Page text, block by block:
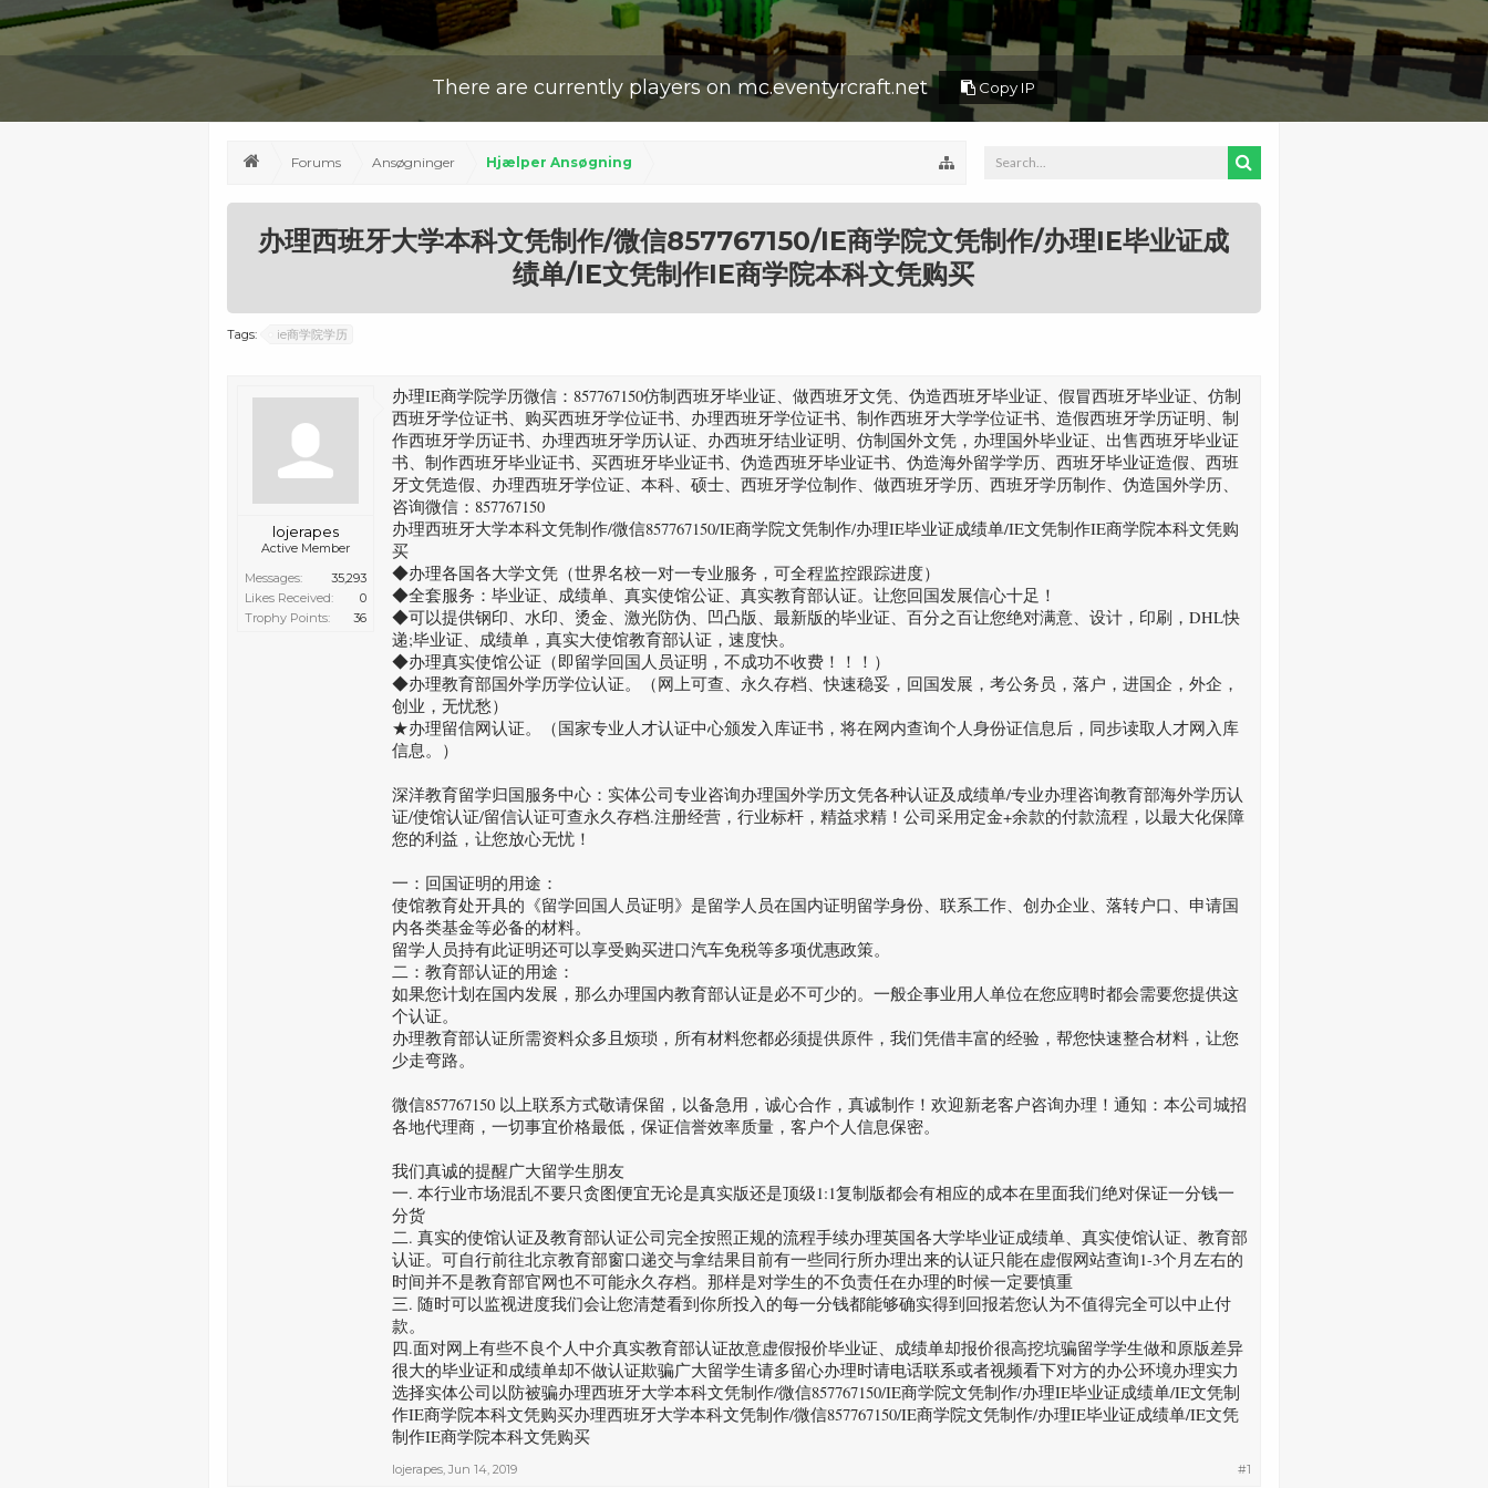
There are currently players on mc.eventyrcraft.net Copy IP
Forums Ansøgninger Hjælper Ansøgning
办理西班牙大学本科文凭制作/微信857767150/IE商学院文凭制作/办理IE毕业证成
绩单/IE文凭制作IE商学院本科文凭购买
Tags: ie商学院学历
lojerapes
Active Member
Messages:
35,293
Likes Received:
0
Trophy Points:
36
办理IE商学院学历微信：857767150仿制西班牙毕业证、做西班牙文凭、伪造西班牙毕业证、假冒西班牙毕业证、仿制
西班牙学位证书、购买西班牙学位证书、办理西班牙学位证书、制作西班牙大学学位证书、造假西班牙学历证明、制
作西班牙学历证书、办理西班牙学历认证、办西班牙结业证明、仿制国外文凭，办理国外毕业证、出售西班牙毕业证
书、制作西班牙毕业证书、买西班牙毕业证书、伪造西班牙毕业证书、伪造海外留学学历、西班牙毕业证造假、西班
牙文凭造假、办理西班牙学位证、本科、硕士、西班牙学位制作、做西班牙学历、西班牙学历制作、伪造国外学历、
咨询微信：857767150
办理西班牙大学本科文凭制作/微信857767150/IE商学院文凭制作/办理IE毕业证成绩单/IE文凭制作IE商学院本科文凭购
买
◆办理各国各大学文凭（世界名校一对一专业服务，可全程监控跟踪进度）
◆全套服务：毕业证、成绩单、真实使馆公证、真实教育部认证。让您回国发展信心十足！
◆可以提供钢印、水印、烫金、激光防伪、凹凸版、最新版的毕业证、百分之百让您绝对满意、设计，印刷，DHL快
递;毕业证、成绩单，真实大使馆教育部认证，速度快。
◆办理真实使馆公证（即留学回国人员证明，不成功不收费！！！）
◆办理教育部国外学历学位认证。（网上可查、永久存档、快速稳妥，回国发展，考公务员，落户，进国企，外企，
创业，无忧愁）
★办理留信网认证。（国家专业人才认证中心颁发入库证书，将在网内查询个人身份证信息后，同步读取人才网入库
信息。）
深洋教育留学归国服务中心：实体公司专业咨询办理国外学历文凭各种认证及成绩单/专业办理咨询教育部海外学历认
证/使馆认证/留信认证可查永久存档.注册经营，行业标杆，精益求精！公司采用定金+余款的付款流程，以最大化保障
您的利益，让您放心无忧！
一：回国证明的用途：
使馆教育处开具的《留学回国人员证明》是留学人员在国内证明留学身份、联系工作、创办企业、落转户口、申请国
内各类基金等必备的材料。
留学人员持有此证明还可以享受购买进口汽车免税等多项优惠政策。
二：教育部认证的用途：
如果您计划在国内发展，那么办理国内教育部认证是必不可少的。一般企事业用人单位在您应聘时都会需要您提供这
个认证。
办理教育部认证所需资料众多且烦琐，所有材料您都必须提供原件，我们凭借丰富的经验，帮您快速整合材料，让您
少走弯路。
微信857767150 以上联系方式敬请保留，以备急用，诚心合作，真诚制作！欢迎新老客户咨询办理！通知：本公司城招
各地代理商，一切事宜价格最低，保证信誉效率质量，客户个人信息保密。
我们真诚的提醒广大留学生朋友
一. 本行业市场混乱不要只贪图便宜无论是真实版还是顶级1:1复制版都会有相应的成本在里面我们绝对保证一分钱一
分货
二. 真实的使馆认证及教育部认证公司完全按照正规的流程手续办理英国各大学毕业证成绩单、真实使馆认证、教育部
认证。可自行前往北京教育部窗口递交与拿结果目前有一些同行所办理出来的认证只能在虚假网站查询1-3个月左右的
时间并不是教育部官网也不可能永久存档。那样是对学生的不负责任在办理的时候一定要慎重
三. 随时可以监视进度我们会让您清楚看到你所投入的每一分钱都能够确实得到回报若您认为不值得完全可以中止付
款。
四.面对网上有些不良个人中介真实教育部认证故意虚假报价毕业证、成绩单却报价很高挖坑骗留学学生做和原版差异
很大的毕业证和成绩单却不做认证欺骗广大留学生请多留心办理时请电话联系或者视频看下对方的办公环境办理实力
选择实体公司以防被骗办理西班牙大学本科文凭制作/微信857767150/IE商学院文凭制作/办理IE毕业证成绩单/IE文凭制
作IE商学院本科文凭购买办理西班牙大学本科文凭制作/微信857767150/IE商学院文凭制作/办理IE毕业证成绩单/IE文凭
制作IE商学院本科文凭购买
lojerapes, Jun 14, 2019 #1